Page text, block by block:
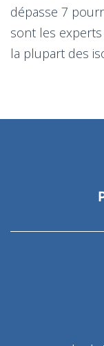
dépasse 7
sont les
la plupart des